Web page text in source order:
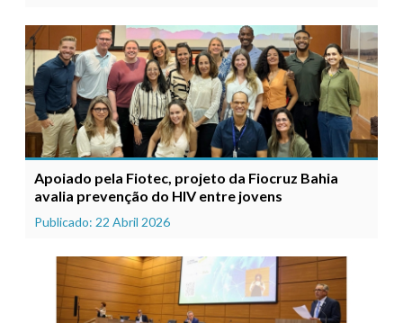
Apoiado pela Fiotec, projeto da Fiocruz Bahia
avalia prevenção do HIV entre jovens
Publicado: 22 Abril 2026